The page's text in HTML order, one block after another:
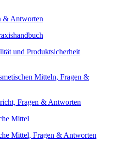
& Antworten
und Produktsicherheit
Mitteln, Fragen &
Fragen & Antworten
Mittel
Mittel, Fragen & Antworten